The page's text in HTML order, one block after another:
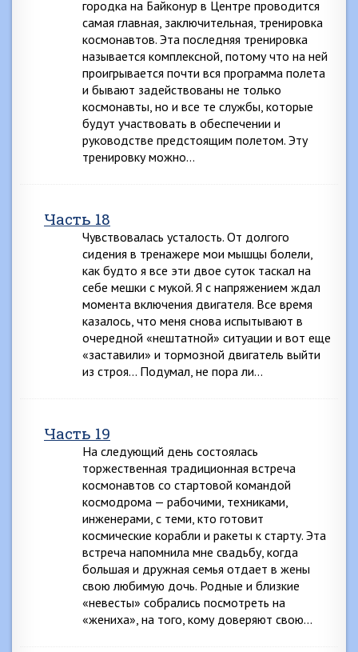
городка на Байконур в Центре проводится
самая главная, заключительная, тренировка
космонавтов. Эта последняя тренировка
называется комплексной, потому что на ней
проигрывается почти вся программа полета
и бывают задействованы не только
космонавты, но и все те службы, которые
будут участвовать в обеспечении и
руководстве предстоящим полетом. Эту
тренировку можно…
Часть 18
Чувствовалась усталость. От долгого
сидения в тренажере мои мышцы болели,
как будто я все эти двое суток таскал на
себе мешки с мукой. Я с напряжением ждал
момента включения двигателя. Все время
казалось, что меня снова испытывают в
очередной «нештатной» ситуации и вот еще
«заставили» и тормозной двигатель выйти
из строя… Подумал, не пора ли…
Часть 19
На следующий день состоялась
торжественная традиционная встреча
космонавтов со стартовой командой
космодрома — рабочими, техниками,
инженерами, с теми, кто готовит
космические корабли и ракеты к старту. Эта
встреча напомнила мне свадьбу, когда
большая и дружная семья отдает в жены
свою любимую дочь. Родные и близкие
«невесты» собрались посмотреть на
«жениха», на того, кому доверяют свою…